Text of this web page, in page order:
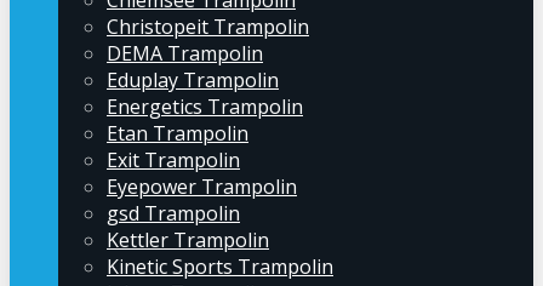
Christopeit Trampolin
DEMA Trampolin
Eduplay Trampolin
Energetics Trampolin
Etan Trampolin
Exit Trampolin
Eyepower Trampolin
gsd Trampolin
Kettler Trampolin
Kinetic Sports Trampolin